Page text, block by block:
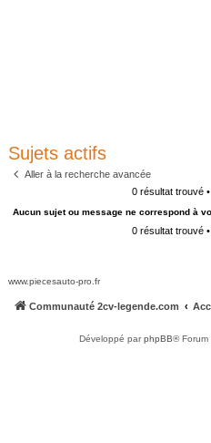
Sujets actifs
Aller à la recherche avancée
0 résultat trouvé
Aucun sujet ou message ne correspond à
0 résultat trouvé
www.piecesauto-pro.fr
Communauté 2cv-legende.com
Développé parphpBB® Forum